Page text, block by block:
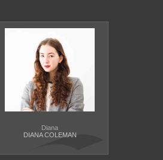
Diana
DIANA COLEMAN